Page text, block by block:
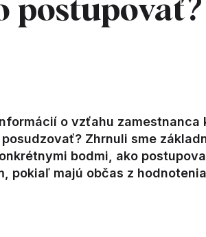
postupovať?
o vzťahu zamestnanca
Zhrnuli sme
bodmi, ako
pokiaľ majú občas z hodnotenia